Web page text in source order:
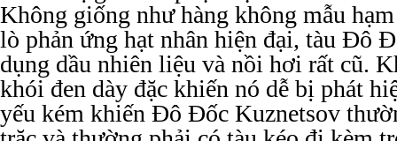
Không giống như hàng không mẫu
lò phản ứng hạt nhân hiện đại, tàu Đô
dụng dầu nhiên liệu và nồi hơi rất cũ.
khói đen dày đặc khiến nó dễ bị phát
yếu kém khiến Đô Đốc Kuznetsov